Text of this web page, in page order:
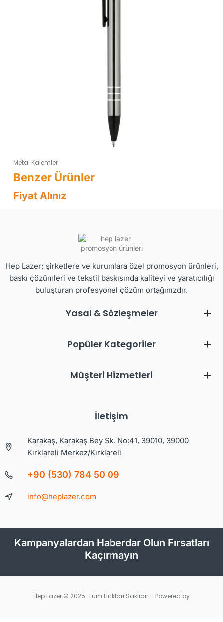
Metal Kalemler
Fiyat Alınız
Hep Lazer; şirketlere ve kurumlara özel promosyon ürünleri,
baskı çözümleri ve tekstil baskısında kaliteyi ve yaratıcılığı
buluşturan profesyonel çözüm ortağınızdır.
Yasal & Sözleşmeler
Popüler Kategoriler
Müşteri Hizmetleri
İletişim
Karakaş, Karakaş Bey Sk. No:41, 39010, 39000
Kırklareli Merkez/Kırklareli
+90 (530) 784 50 09
info@heplazer.com
Kampanyalardan Haberdar Olun Fırsatları
Kaçırmayın
Hep Lazer.© 2025. Tüm Hakları Saklıdır – Powered by